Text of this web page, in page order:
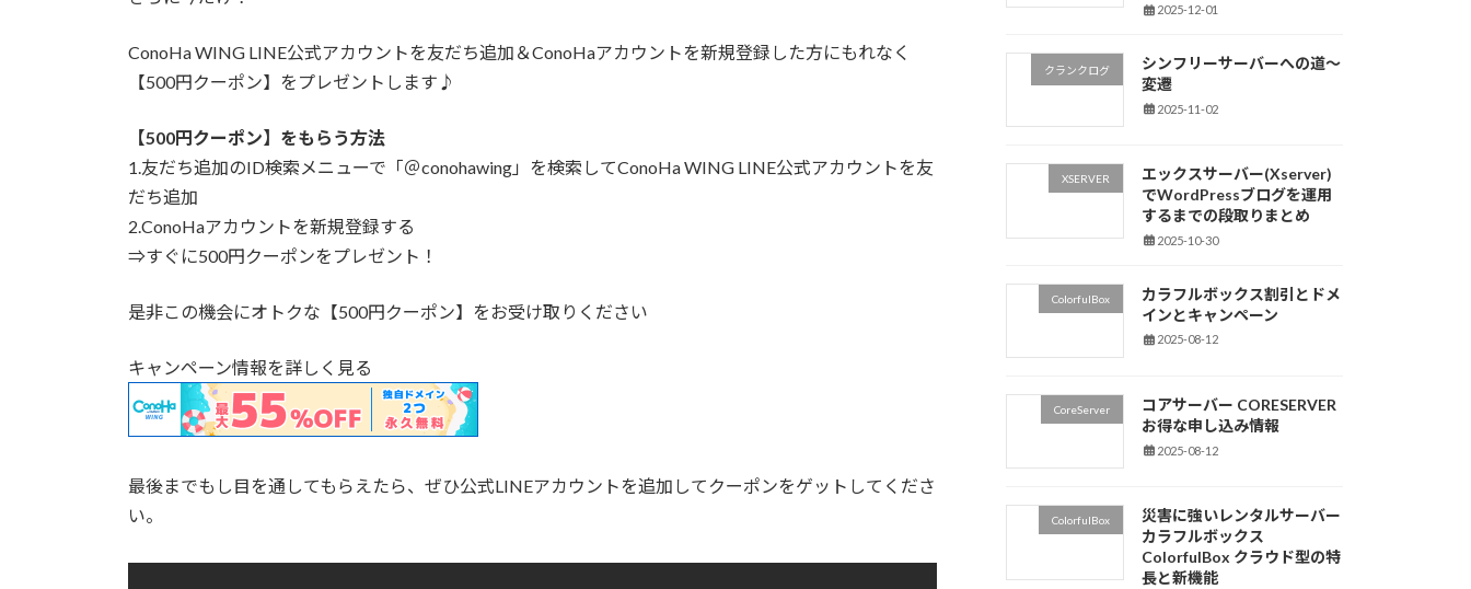
ConoHa WING LINE公式アカウントを友だち追加＆ConoHaアカウントを新規登録した方にもれなく
【500円クーポン】をプレゼントします♪
【500円クーポン】をもらう方法
1.友だち追加のID検索メニューで「＠conohawing」を検索してConoHa WING LINE公式アカウントを友
だち追加
2.ConoHaアカウントを新規登録する
⇒すぐに500円クーポンをプレゼント！
是非この機会にオトクな【500円クーポン】をお受け取りください
キャンペーン情報を詳しく見る
最後までもし目を通してもらえたら、ぜひ公式LINEアカウントを追加してクーポンをゲットしてくださ
い。
2025-12-01
クランクログ
シンフリーサーバーへの道～
変遷
2025-11-02
XSERVER
エックスサーバー(Xserver)
でWordPressブログを運用
するまでの段取りまとめ
2025-10-30
ColorfulBox
カラフルボックス割引とドメ
インとキャンペーン
2025-08-12
CoreServer
コアサーバー CORESERVER
お得な申し込み情報
2025-08-12
ColorfulBox
災害に強いレンタルサーバー
カラフルボックス
ColorfulBox クラウド型の特
長と新機能